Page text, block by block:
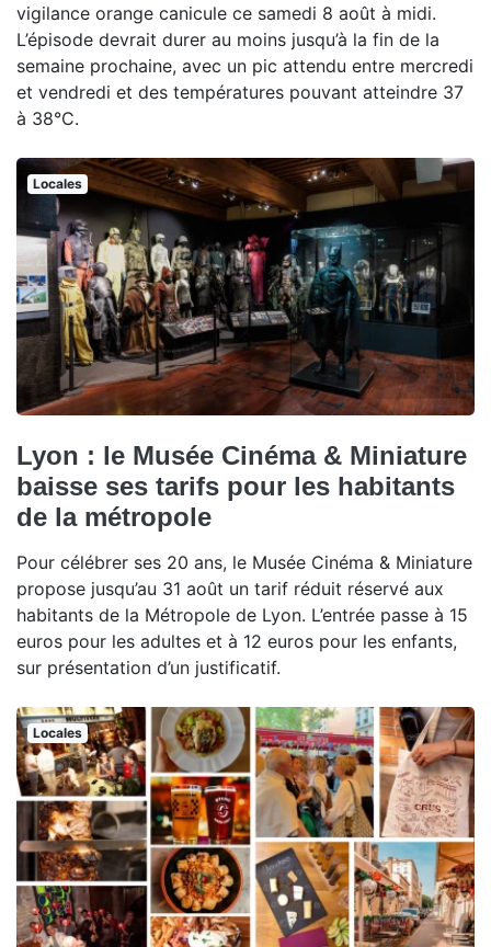
vigilance orange canicule ce samedi 8 août à midi.
L’épisode devrait durer au moins jusqu’à la fin de la
semaine prochaine, avec un pic attendu entre mercredi
et vendredi et des températures pouvant atteindre 37
à 38°C.
Locales
Lyon : le Musée Cinéma & Miniature
baisse ses tarifs pour les habitants
de la métropole
Pour célébrer ses 20 ans, le Musée Cinéma & Miniature
propose jusqu’au 31 août un tarif réduit réservé aux
habitants de la Métropole de Lyon. L’entrée passe à 15
euros pour les adultes et à 12 euros pour les enfants,
sur présentation d’un justificatif.
Locales